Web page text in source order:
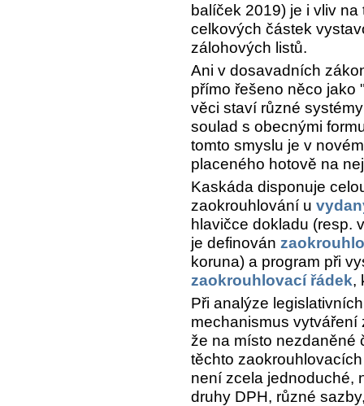
balíček 2019) je i vliv
celkových částek
zálohových listů.
Ani v dosavadních
přímo řešeno něco jako
věci staví různé
soulad s obecnými
tomto smyslu je v
placeného hotově na
Kaskáda disponuje
zaokrouhlování u
hlavičce dokladu (resp.
je definován
koruna) a program při
zaokrouhlovací řádek,
Při analýze
mechanismus
že na místo nezdaněné
těchto
není zcela jednoduché,
druhy DPH, různé